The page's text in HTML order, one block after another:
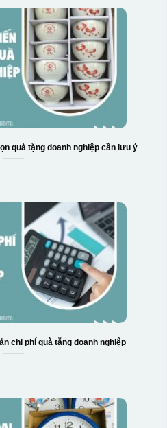
quà tặng doanh nghiệp cần lưu ý
chi phí quà tặng doanh nghiệp